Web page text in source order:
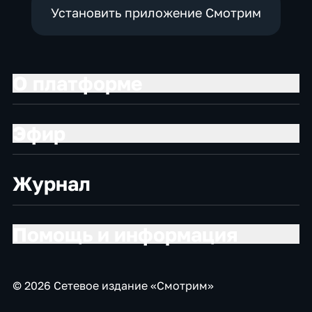
Установить приложение Смотрим
Журнал
© 2026 Сетевое издание «Смотрим»